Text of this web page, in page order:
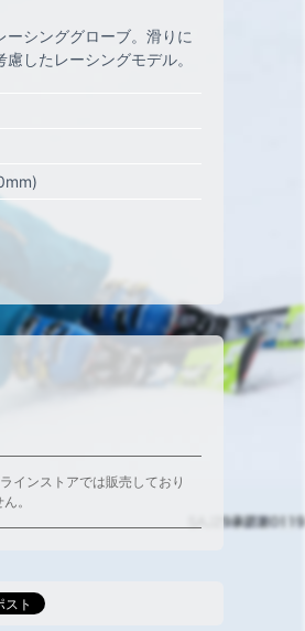
ーシンググローブ。滑りに
したレーシングモデル。
インストアでは販売しており
。